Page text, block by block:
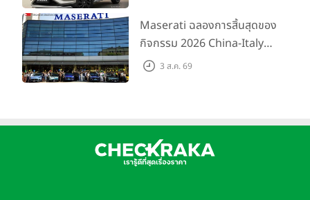
200 คัน พร้อมข้อเสนอสุดคุ้ม
Maserati ฉลองการสิ้นสุดของ
กิจกรรม 2026 China-Italy
Grand Tour ณ สำนักงาน
3 ส.ค. 69